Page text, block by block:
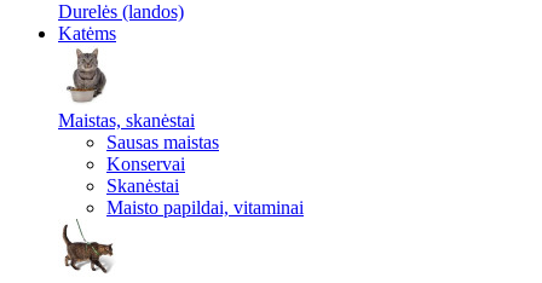
Durelės (landos)
Katėms
Maistas, skanėstai
Sausas maistas
Konservai
Skanėstai
Maisto papildai, vitaminai